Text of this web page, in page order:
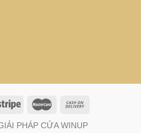
PHÁP CỬA WINUP